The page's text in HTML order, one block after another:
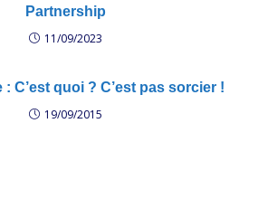
Partnership
11/09/2023
C’est quoi ? C’est pas sorcier !
19/09/2015